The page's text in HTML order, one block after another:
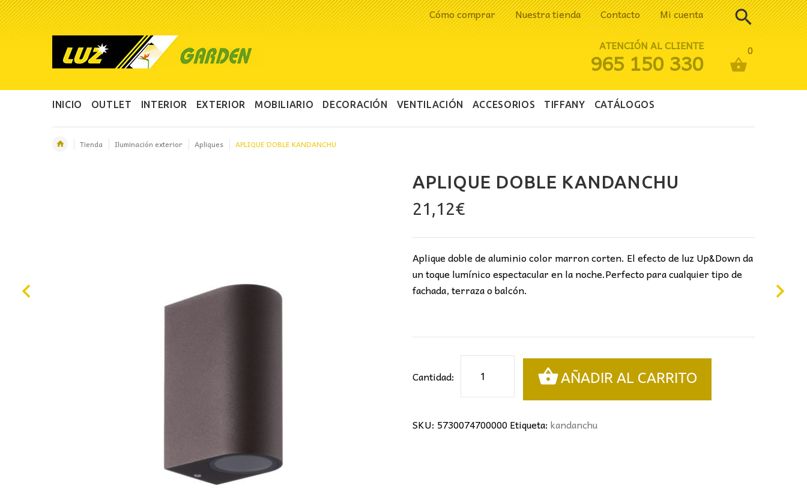
Cómo comprar Nuestra tienda Contacto Mi cuenta
0
ATENCIÓN AL CLIENTE
965 150 330
INICIO OUTLET INTERIOR EXTERIOR MOBILIARIO DECORACIÓN VENTILACIÓN ACCESORIOS TIFFANY CATÁLOGOS
Tienda Iluminación exterior Apliques APLIQUE DOBLE KANDANCHU
APLIQUE DOBLE KANDANCHU
21,12€
Aplique doble de aluminio color marron corten. El efecto de luz Up&Down da
un toque lumínico espectacular en la noche.Perfecto para cualquier tipo de
fachada, terraza o balcón.
Cantidad:
DOBLE
KANDANCHU
AÑADIR AL CARRITO
SKU: 5730074700000Etiqueta: kandanchu